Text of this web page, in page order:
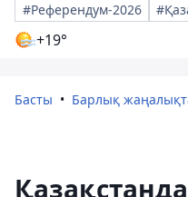
#Референдум-2026
+19°
Басты Барлық